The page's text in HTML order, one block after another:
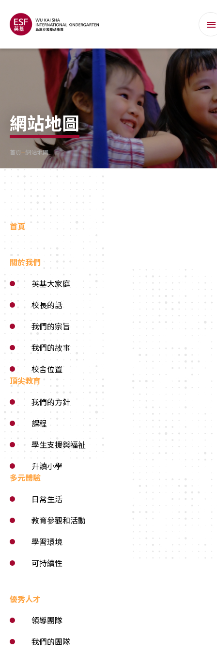
網站地圖
首頁 網站地圖
首頁
關於我們
英基大家庭
校長的話
我們的宗旨
我們的故事
校舍位置
頂尖教育
我們的方針
課程
學生支援與福祉
升讀小學
多元體驗
日常生活
教育參觀和活動
學習環境
可持續性
優秀人才
領導團隊
我們的團隊